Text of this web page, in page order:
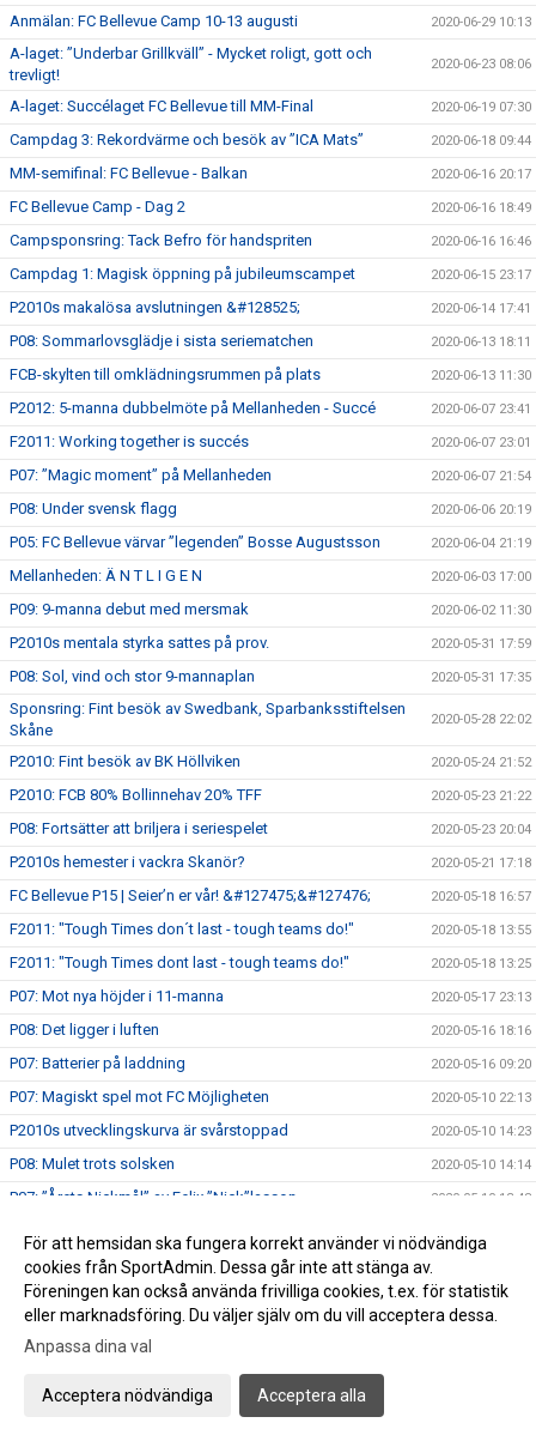
Anmälan: FC Bellevue Camp 10-13 augusti 2020-06-29 10:13
A-laget: ”Underbar Grillkväll” - Mycket roligt, gott och
trevligt!
2020-06-23 08:06
A-laget: Succélaget FC Bellevue till MM-Final 2020-06-19 07:30
Campdag 3: Rekordvärme och besök av ”ICA Mats” 2020-06-18 09:44
MM-semifinal: FC Bellevue - Balkan 2020-06-16 20:17
FC Bellevue Camp - Dag 2 2020-06-16 18:49
Campsponsring: Tack Befro för handspriten 2020-06-16 16:46
Campdag 1: Magisk öppning på jubileumscampet 2020-06-15 23:17
P2010s makalösa avslutningen &#128525; 2020-06-14 17:41
P08: Sommarlovsglädje i sista seriematchen 2020-06-13 18:11
FCB-skylten till omklädningsrummen på plats 2020-06-13 11:30
P2012: 5-manna dubbelmöte på Mellanheden - Succé 2020-06-07 23:41
F2011: Working together is succés 2020-06-07 23:01
P07: ”Magic moment” på Mellanheden 2020-06-07 21:54
P08: Under svensk flagg 2020-06-06 20:19
P05: FC Bellevue värvar ”legenden” Bosse Augustsson 2020-06-04 21:19
Mellanheden: Ä N T L I G E N 2020-06-03 17:00
P09: 9-manna debut med mersmak 2020-06-02 11:30
P2010s mentala styrka sattes på prov. 2020-05-31 17:59
P08: Sol, vind och stor 9-mannaplan 2020-05-31 17:35
Sponsring: Fint besök av Swedbank, Sparbanksstiftelsen
Skåne
2020-05-28 22:02
P2010: Fint besök av BK Höllviken 2020-05-24 21:52
P2010: FCB 80% Bollinnehav 20% TFF 2020-05-23 21:22
P08: Fortsätter att briljera i seriespelet 2020-05-23 20:04
P2010s hemester i vackra Skanör? 2020-05-21 17:18
FC Bellevue P15 | Seier’n er vår! &#127475;&#127476; 2020-05-18 16:57
F2011: "Tough Times don´t last - tough teams do!" 2020-05-18 13:55
F2011: "Tough Times dont last - tough teams do!" 2020-05-18 13:25
P07: Mot nya höjder i 11-manna 2020-05-17 23:13
P08: Det ligger i luften 2020-05-16 18:16
P07: Batterier på laddning 2020-05-16 09:20
P07: Magiskt spel mot FC Möjligheten 2020-05-10 22:13
P2010s utvecklingskurva är svårstoppad 2020-05-10 14:23
P08: Mulet trots solsken 2020-05-10 14:14
P07: ”Årets Nickmål” av Felix ”Nick”lasson 2020-05-10 13:48
P08: Stort bollinnehav i 9-manna
P15 Skåneserie A: FCB vs TFF 4-0 (3-0) 2020-05-09 09:30
P2010 fortsätter sin utvecklingsresa
För att hemsidan ska fungera korrekt använder vi nödvändiga
cookies från SportAdmin. Dessa går inte att stänga av.
Föreningen kan också använda frivilliga cookies, t.ex. för statistik
eller marknadsföring. Du väljer själv om du vill acceptera dessa.
Anpassa dina val
Acceptera nödvändiga Acceptera alla